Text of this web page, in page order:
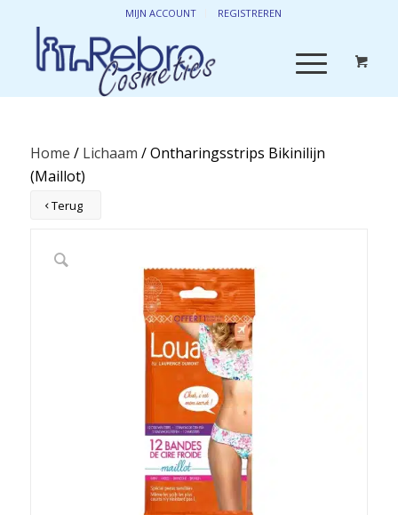
MIJN ACCOUNT REGISTREREN
Home / Lichaam / Ontharingsstrips Bikinilijn
(Maillot)
Terug